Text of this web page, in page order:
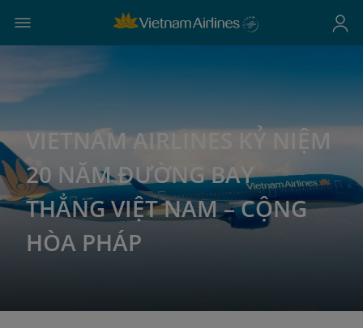
VIETNAM AIRLINES KỶ NIỆM
20 NĂM ĐƯỜNG BAY
THẲNG VIỆT NAM – CỘNG
HÒA PHÁP